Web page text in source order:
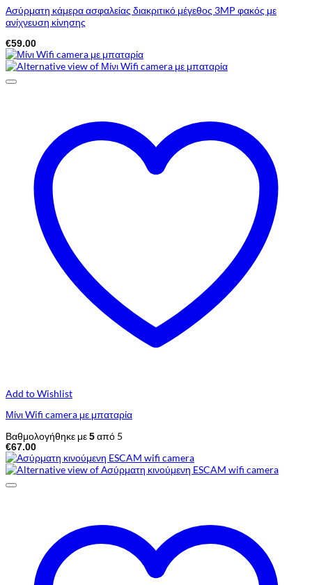
Ασύρματη κάμερα ασφαλείας διακριτικό μέγεθος 3MP φακός με
ανίχνευση κίνησης
€59.00
Add to Wishlist
Μίνι Wifi camera με μπαταρία
Βαθμολογήθηκε με5από 5
€67.00